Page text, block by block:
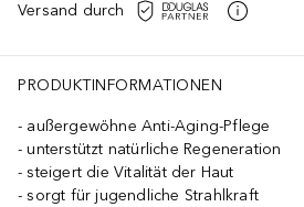
Versand durch
PRODUKTINFORMATIONEN
außergewöhne Anti-Aging-Pflege
unterstützt natürliche Regeneration
steigert die Vitalität der Haut
sorgt für jugendliche Strahlkraft